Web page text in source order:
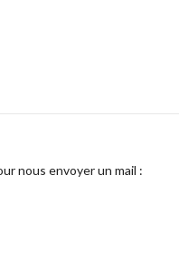
nous envoyer un mail :